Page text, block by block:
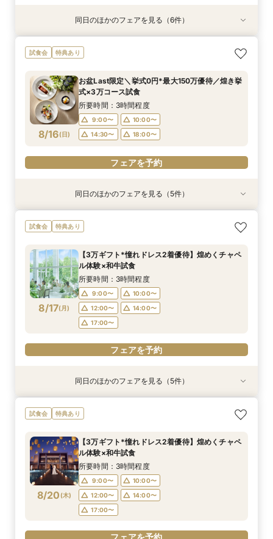
特典あり
8/15 土)
【6名～30名の少人数婚】挙式＆会食Newプラ
ン誕生！無料試食付
9:00〜
10:00〜
14:30〜
18:00〜
フェアを予約
特典あり
8/15 土)
【2件目以降に】ふたりの悩みを解消！3大プレ
花嫁体験付き相談会
9:00〜
10:00〜
14:30〜
18:00〜
フェアを予約
特典あり
8/15 土)
＼おもてなし重視／厳選和牛の食べ比べ×選べる
10大特典＊*
9:00〜
10:00〜
14:30〜
18:00〜
フェアを予約
特典あり
8/15 土)
【初めての見学がお得！】1stステップ相談会＆
試食×予算相談
9:00〜
10:00〜
14:30〜
18:00〜
フェアを予約
8/15 土)
【遠方の方◎スマホで簡単！】オンラインで会場
案内＆相談会♪
9:00〜
10:00〜
14:30〜
18:00〜
フェアを予約
8/15 土)
【気軽にサクッと90分♪】まるごと会場案内～お
見積り相談◎
9:00〜
10:00〜
14:30〜
18:00〜
フェアを予約
同日のほかのフェアを見る（6件）
試食会 特典あり
8/16(日)
お盆Last限定＼挙式0円*最大150万優待／煌き挙
式×3万コース試食
所要時間：3時間程度
9:00〜
10:00〜
14:30〜
18:00〜
フェアを予約
特典あり
8/16(日)
【6名～30名の少人数婚】挙式＆会食Newプラ
ン誕生！無料試食付
9:00〜
10:00〜
14:30〜
18:00〜
フェアを予約
特典あり
8/16(日)
【2件目以降に】ふたりの悩みを解消！3大プレ
花嫁体験付き相談会
9:00〜
10:00〜
14:30〜
18:00〜
フェアを予約
特典あり
8/16(日)
【初めての見学がお得！】1stステップ相談会＆
試食×予算相談
9:00〜
10:00〜
14:30〜
18:00〜
フェアを予約
8/16(日)
【遠方の方◎スマホで簡単！】オンラインで会場
案内＆相談会♪
9:00〜
10:00〜
14:30〜
18:00〜
フェアを予約
8/16(日)
【気軽にサクッと90分♪】まるごと会場案内～お
見積り相談◎
9:00〜
10:00〜
14:30〜
18:00〜
フェアを予約
同日のほかのフェアを見る（5件）
試食会 特典あり
8/17(月)
【3万ギフト*憧れドレス2着優待】煌めくチャペ
ル体験×和牛試食
所要時間：3時間程度
9:00〜
10:00〜
12:00〜
14:00〜
17:00〜
フェアを予約
特典あり
8/17(月)
【初めての見学がお得！】1stステップ相談会＆
試食×予算相談
9:00〜
10:00〜
12:00〜
14:00〜
17:00〜
フェアを予約
特典あり
8/17(月)
【6名～30名の少人数婚】挙式＆会食Newプラ
ン誕生！無料試食付
9:00〜
10:00〜
12:00〜
14:00〜
17:00〜
フェアを予約
特典あり
8/17(月)
【2件目以降に】ふたりの悩みを解消！3大プレ
花嫁体験付き相談会
9:00〜
10:00〜
12:00〜
14:00〜
17:00〜
フェアを予約
8/17(月)
【遠方の方◎スマホで簡単！】オンラインで会場
案内＆相談会♪
9:00〜
10:00〜
12:00〜
16:00〜
18:00〜
フェアを予約
8/17(月)
【気軽にサクッと90分♪】まるごと会場案内～お
見積り相談◎
9:00〜
10:00〜
12:00〜
14:00〜
17:00〜
フェアを予約
同日のほかのフェアを見る（5件）
試食会 特典あり
8/20 (木)
【3万ギフト*憧れドレス2着優待】煌めくチャペ
ル体験×和牛試食
所要時間：3時間程度
9:00〜
10:00〜
12:00〜
14:00〜
17:00〜